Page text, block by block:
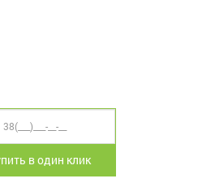
в один клик